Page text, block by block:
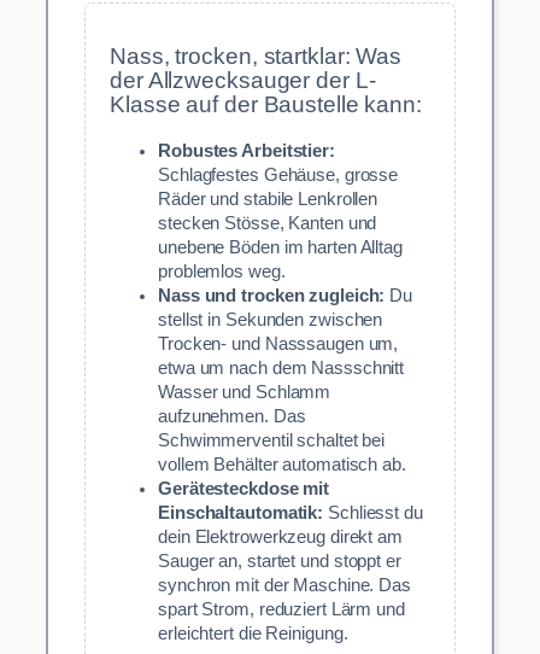
Nass, trocken, startklar: Was
der Allzwecksauger der L-
Klasse auf der Baustelle kann:
Robustes Arbeitstier:
Schlagfestes Gehäuse, grosse
Räder und stabile Lenkrollen
stecken Stösse, Kanten und
unebene Böden im harten Alltag
problemlos weg.
Nass und trocken zugleich: Du
stellst in Sekunden zwischen
Trocken- und Nasssaugen um,
etwa um nach dem Nassschnitt
Wasser und Schlamm
aufzunehmen. Das
Schwimmerventil schaltet bei
vollem Behälter automatisch ab.
Gerätesteckdose mit
Einschaltautomatik: Schliesst du
dein Elektrowerkzeug direkt am
Sauger an, startet und stoppt er
synchron mit der Maschine. Das
spart Strom, reduziert Lärm und
erleichtert die Reinigung.